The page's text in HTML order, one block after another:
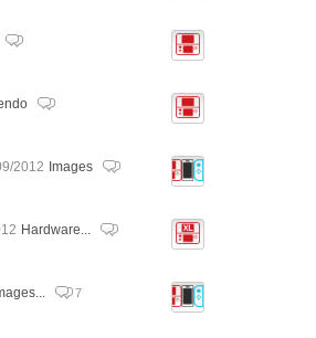
2012 Images
Hardware...
7